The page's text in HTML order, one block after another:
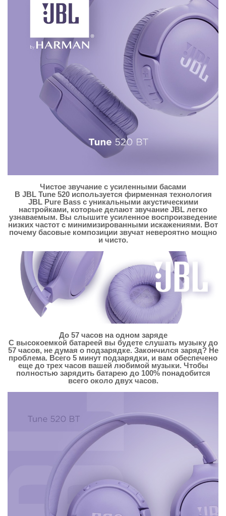
Чистое звучание с усиленными басами
В JBL Tune 520 используется фирменная технология
JBL Pure Bass с уникальными акустическими
настройками, которые делают звучание JBL легко
узнаваемым. Вы слышите усиленное воспроизведение
низких частот с минимизированными искажениями. Вот
почему басовые композиции звучат невероятно мощно
и чисто.
До 57 часов на одном заряде
С высокоемкой батареей вы будете слушать музыку до
57 часов, не думая о подзарядке. Закончился заряд? Не
проблема. Всего 5 минут подзарядки, и вам обеспечено
еще до трех часов вашей любимой музыки. Чтобы
полностью зарядить батарею до 100% понадобится
всего около двух часов.